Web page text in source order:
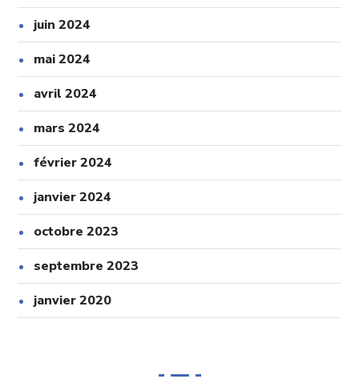
juin 2024
mai 2024
avril 2024
mars 2024
février 2024
janvier 2024
octobre 2023
septembre 2023
janvier 2020